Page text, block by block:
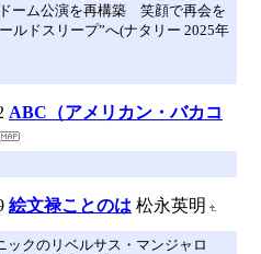
ーム公演を再構築 笑顔で再会を
ルドスリープ”へ(ナタリー 2025年
ABC（アメリカン・バカコ
絵文禄ことのは 松永英明
ックのリベルサス・マンジャロ